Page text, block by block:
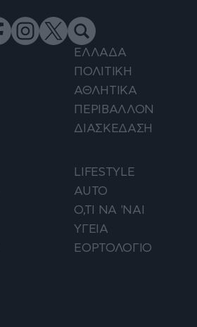
ΕΛΛΑΔΑ
ΠΟΛΙΤΙΚΗ
ΑΘΛΗΤΙΚΑ
ΠΕΡΙΒΑΛΛΟΝ
ΔΙΑΣΚΕΔΑΣΗ
LIFESTYLE
AUTO
Ο,ΤΙ ΝΑ 'ΝΑΙ
ΥΓΕΙΑ
ΕΟΡΤΟΛΟΓΙΟ